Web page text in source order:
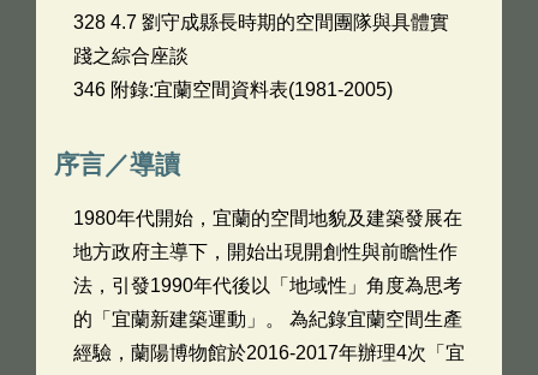
328 4.7 劉守成縣長時期的空間團隊與具體實
踐之綜合座談
346 附錄:宜蘭空間資料表(1981-2005)
序言／導讀
1980年代開始，宜蘭的空間地貌及建築發展在
地方政府主導下，開始出現開創性與前瞻性作
法，引發1990年代後以「地域性」角度為思考
的「宜蘭新建築運動」。 為紀錄宜蘭空間生產
經驗，蘭陽博物館於2016-2017年辦理4次「宜